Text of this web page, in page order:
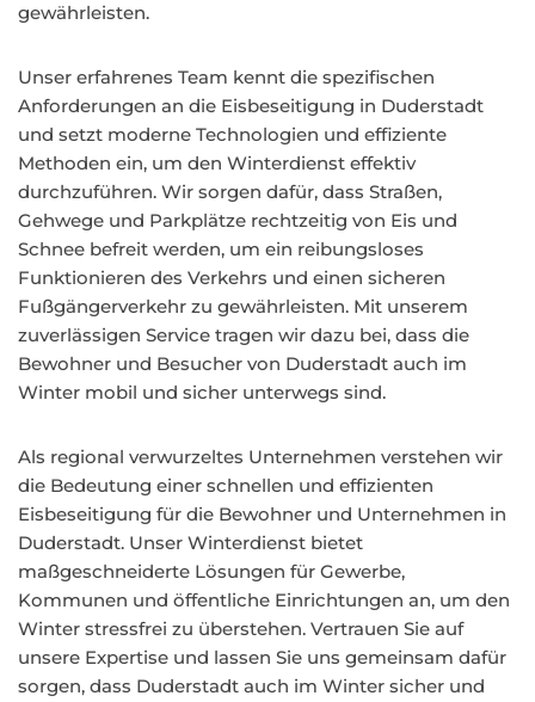
gewährleisten.
Unser erfahrenes Team kennt die spezifischen
Anforderungen an die Eisbeseitigung in Duderstadt
und setzt moderne Technologien und effiziente
Methoden ein, um den Winterdienst effektiv
durchzuführen. Wir sorgen dafür, dass Straßen,
Gehwege und Parkplätze rechtzeitig von Eis und
Schnee befreit werden, um ein reibungsloses
Funktionieren des Verkehrs und einen sicheren
Fußgängerverkehr zu gewährleisten. Mit unserem
zuverlässigen Service tragen wir dazu bei, dass die
Bewohner und Besucher von Duderstadt auch im
Winter mobil und sicher unterwegs sind.
Als regional verwurzeltes Unternehmen verstehen wir
die Bedeutung einer schnellen und effizienten
Eisbeseitigung für die Bewohner und Unternehmen in
Duderstadt. Unser Winterdienst bietet
maßgeschneiderte Lösungen für Gewerbe,
Kommunen und öffentliche Einrichtungen an, um den
Winter stressfrei zu überstehen. Vertrauen Sie auf
unsere Expertise und lassen Sie uns gemeinsam dafür
sorgen, dass Duderstadt auch im Winter sicher und